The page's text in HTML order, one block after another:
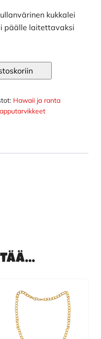
kukkalei
päälle laitettavaksi
Hawaii ja ranta